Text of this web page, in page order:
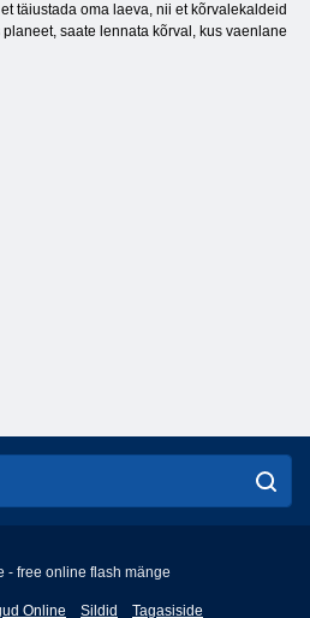
täiustada oma laeva, nii et kõrvalekaldeid
saate lennata kõrval, kus vaenlane
- free online flash mänge
Online Sildid Tagasiside